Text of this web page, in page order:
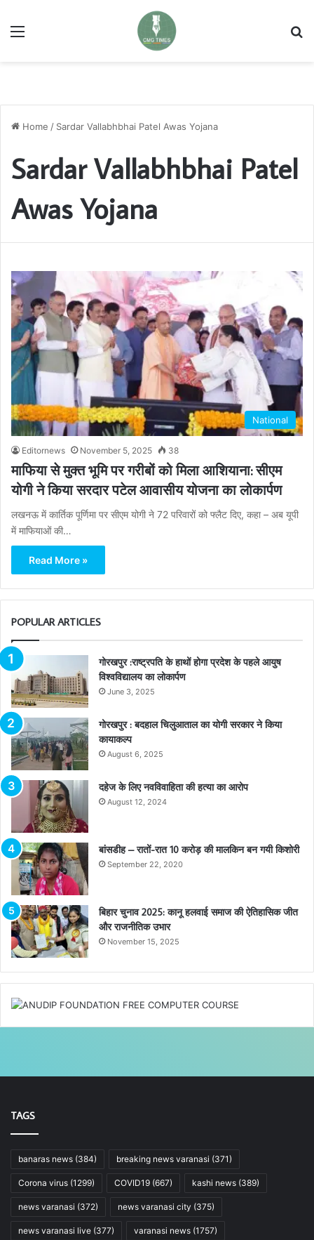
Menu
Home / Sardar Vallabhbhai Patel Awas Yojana
Sardar Vallabhbhai Patel
Awas Yojana
National
Editornews November 5, 2025 38
माफिया से मुक्त भूमि पर गरीबों को मिला आशियाना: सीएम
योगी ने किया सरदार पटेल आवासीय योजना का लोकार्पण
लखनऊ में कार्तिक पूर्णिमा पर सीएम योगी ने 72 परिवारों को फ्लैट दिए, कहा – अब यूपी
में माफियाओं की…
Read More »
POPULAR ARTICLES
गोरखपुर :राष्ट्रपति के हाथों होगा प्रदेश के पहले आयुष
विश्वविद्यालय का लोकार्पण
June 3, 2025
गोरखपुर : बदहाल चिलुआताल का योगी सरकार ने किया
कायाकल्प
August 6, 2025
दहेज के लिए नवविवाहिता की हत्या का आरोप
August 12, 2024
बांसडीह – रातों-रात 10 करोड़ की मालकिन बन गयी किशोरी
September 22, 2020
बिहार चुनाव 2025: कानू हलवाई समाज की ऐतिहासिक जीत
और राजनीतिक उभार
November 15, 2025
TAGS
banaras news (384) breaking news varanasi (371)
Corona virus (1299) COVID19 (667) kashi news (389)
news varanasi (372) news varanasi city (375)
news varanasi live (377) varanasi news (1757)